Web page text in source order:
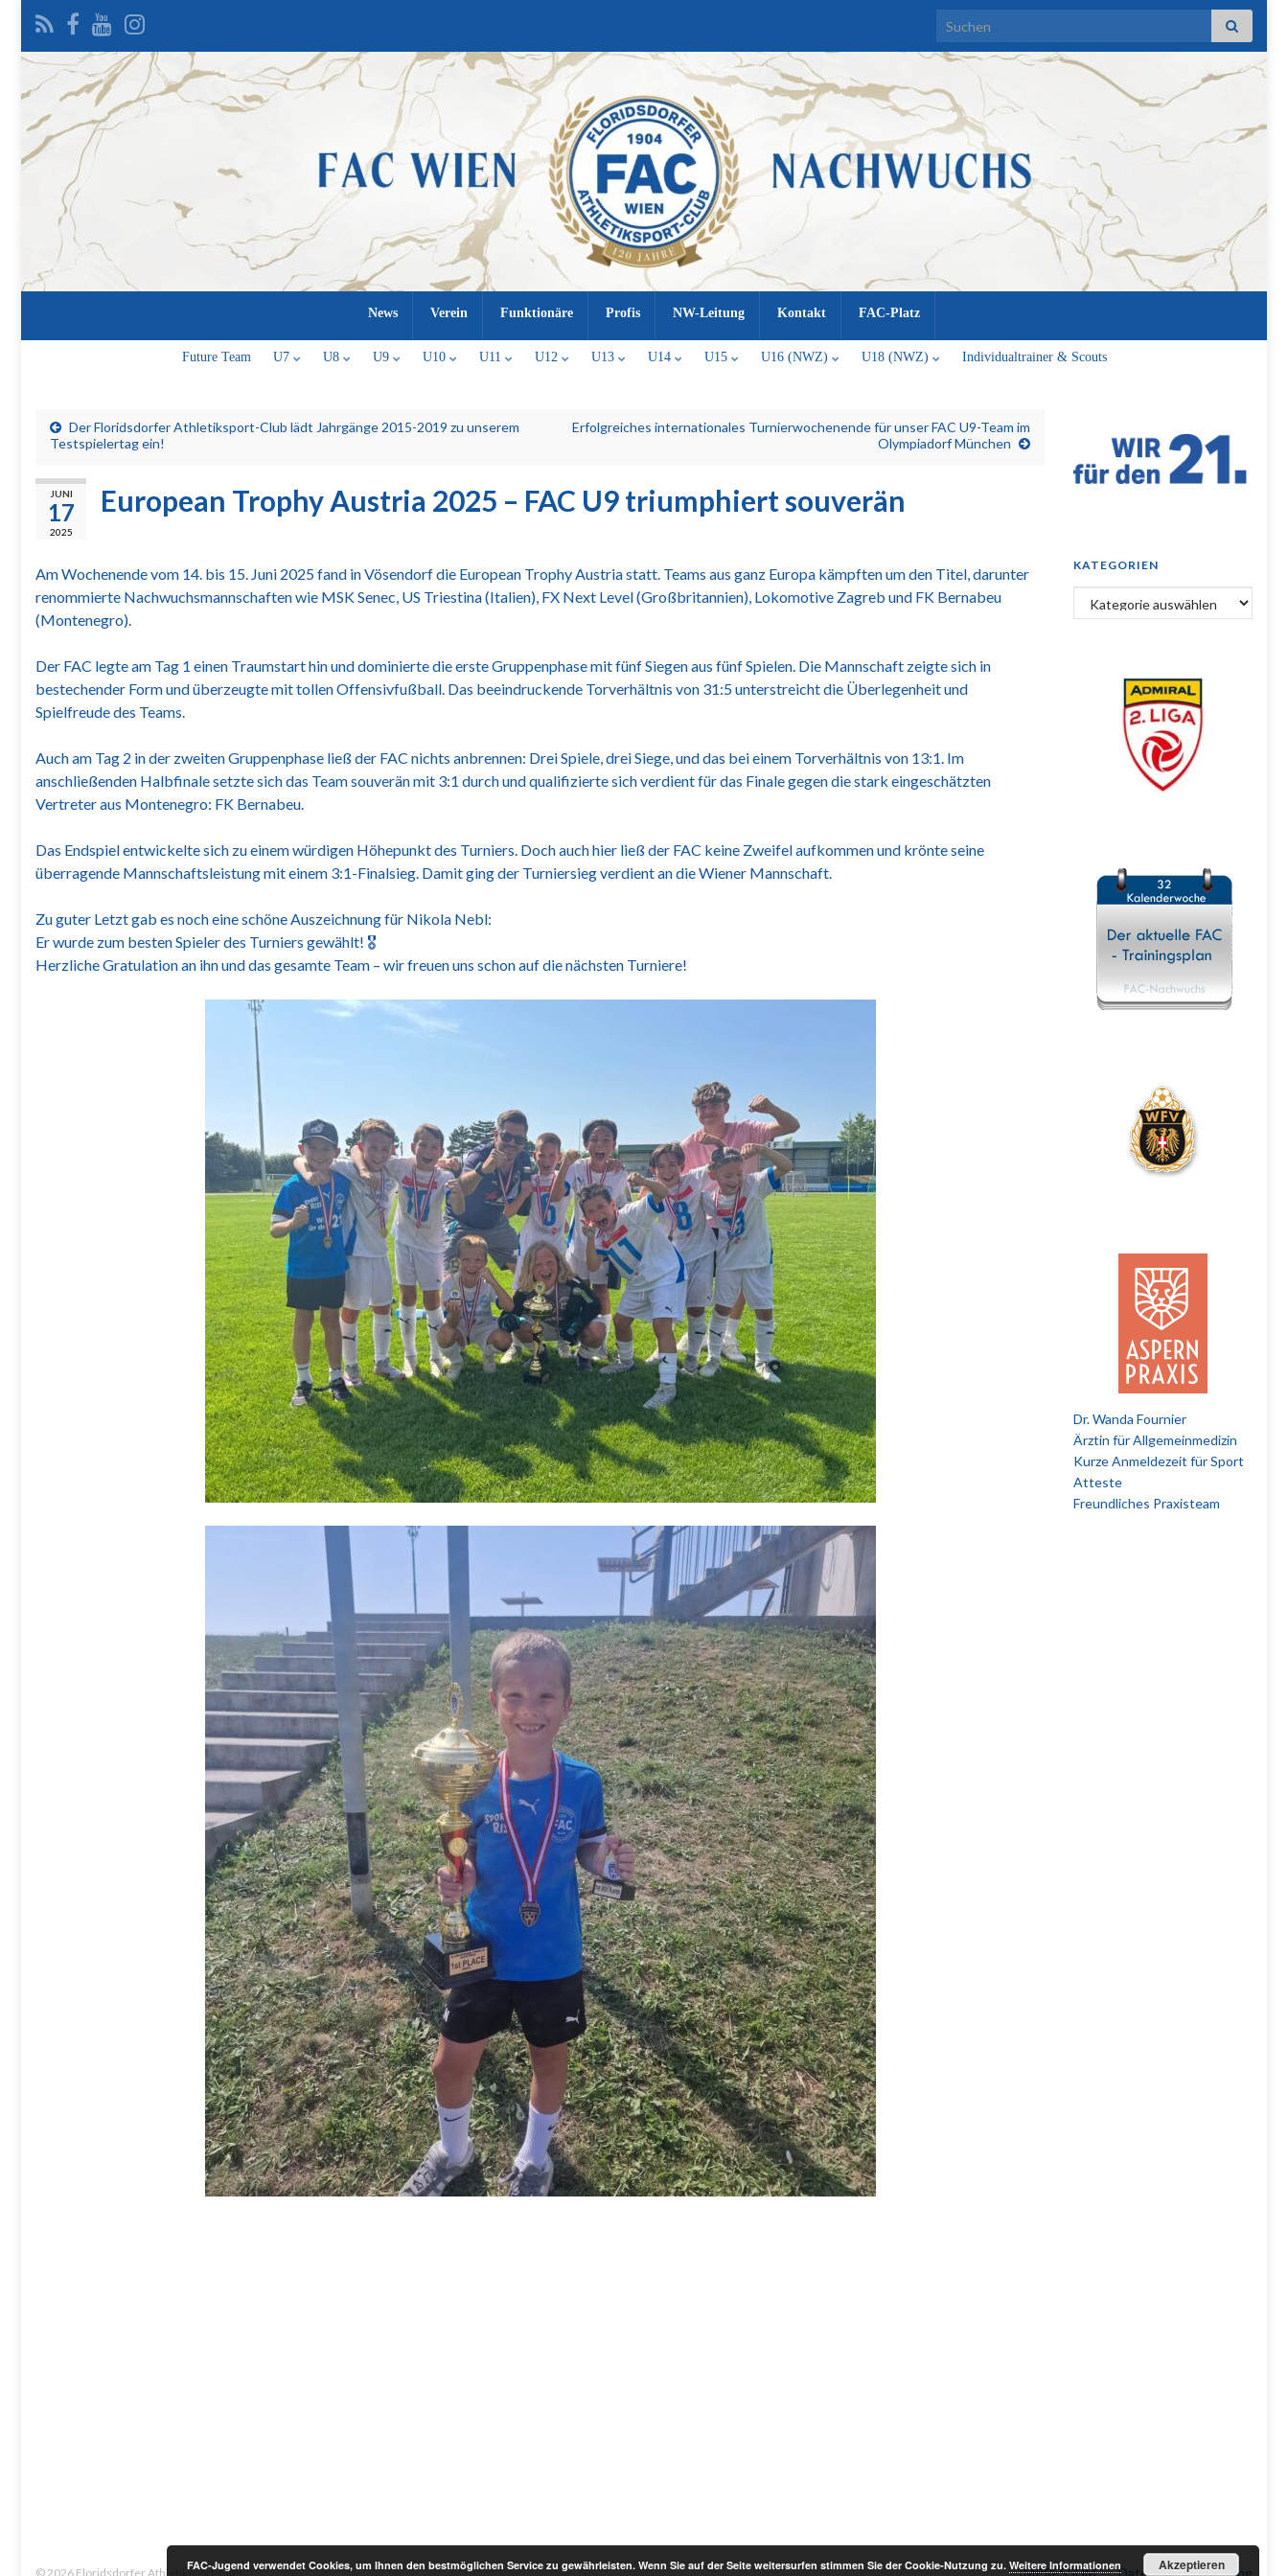
Search for:
News Verein Funktionäre Profis NW-Leitung Kontakt FAC-Platz
Future Team U7 U8 U9 U10 U11 U12 U13 U14 U15 U16 (NWZ) U18 (NWZ) Individualtrainer & Scouts
Der Floridsdorfer Athletiksport-Club lädt Jahrgänge 2015-2019 zu unserem
Testspielertag ein!
Erfolgreiches internationales Turnierwochenende für unser FAC U9-Team im
Olympiadorf München
JUNI
17
2025
European Trophy Austria 2025 – FAC U9 triumphiert souverän
Am Wochenende vom 14. bis 15. Juni 2025 fand in Vösendorf die European Trophy Austria statt. Teams aus ganz Europa kämpften um den Titel, darunter
renommierte Nachwuchsmannschaften wie MSK Senec, US Triestina (Italien), FX Next Level (Großbritannien), Lokomotive Zagreb und FK Bernabeu
(Montenegro).
Der FAC legte am Tag 1 einen Traumstart hin und dominierte die erste Gruppenphase mit fünf Siegen aus fünf Spielen. Die Mannschaft zeigte sich in
bestechender Form und überzeugte mit tollen Offensivfußball. Das beeindruckende Torverhältnis von 31:5 unterstreicht die Überlegenheit und
Spielfreude des Teams.
Auch am Tag 2 in der zweiten Gruppenphase ließ der FAC nichts anbrennen: Drei Spiele, drei Siege, und das bei einem Torverhältnis von 13:1. Im
anschließenden Halbfinale setzte sich das Team souverän mit 3:1 durch und qualifizierte sich verdient für das Finale gegen die stark eingeschätzten
Vertreter aus Montenegro: FK Bernabeu.
Das Endspiel entwickelte sich zu einem würdigen Höhepunkt des Turniers. Doch auch hier ließ der FAC keine Zweifel aufkommen und krönte seine
überragende Mannschaftsleistung mit einem 3:1-Finalsieg. Damit ging der Turniersieg verdient an die Wiener Mannschaft.
Zu guter Letzt gab es noch eine schöne Auszeichnung für Nikola Nebl:
Er wurde zum besten Spieler des Turniers gewählt! 🎖
Herzliche Gratulation an ihn und das gesamte Team – wir freuen uns schon auf die nächsten Turniere!
KATEGORIEN
Kategorien
Dr. Wanda Fournier
Ärztin für Allgemeinmedizin
Kurze Anmeldezeit für Sport
Atteste
Freundliches Praxisteam
IMPRESSUM Datenschutzerklärung
© 2026 Floridsdorfer Athletiksport-Club.
FAC-Jugend verwendet Cookies, um Ihnen den bestmöglichen Service zu gewährleisten. Wenn Sie auf der Seite weitersurfen stimmen Sie der Cookie-Nutzung zu. Weitere Informationen Akzeptieren